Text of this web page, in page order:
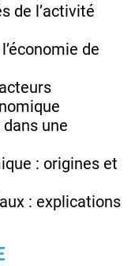
de l’activité
de
une
: origines et
: explications